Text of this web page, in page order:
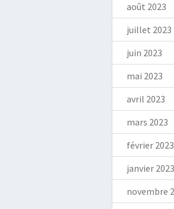
août 2023
juillet 2023
juin 2023
mai 2023
avril 2023
mars 2023
février 2023
janvier 2023
novembre